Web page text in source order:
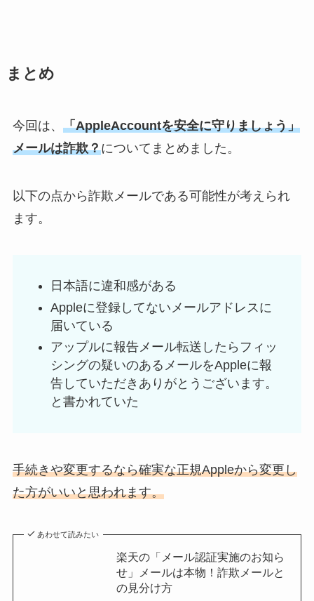
まとめ
今回は、 「AppleAccountを安全に守りましょう」
メールは詐欺？についてまとめました。
以下の点から詐欺メールである可能性が考えられ
ます。
日本語に違和感がある
Appleに登録してないメールアドレスに
届いている
アップルに報告メール転送したらフィッ
シングの疑いのあるメールをAppleに報
告していただきありがとうございます。
と書かれていた
手続きや変更するなら確実な正規Appleから変更し
た方がいいと思われます。
あわせて読みたい
楽天の「メール認証実施のお知ら
せ」メールは本物！詐欺メールと
の見分け方